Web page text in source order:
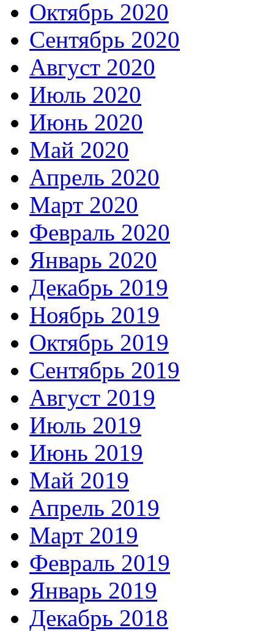
Октябрь 2020
Сентябрь 2020
Август 2020
Июль 2020
Июнь 2020
Май 2020
Апрель 2020
Март 2020
Февраль 2020
Январь 2020
Декабрь 2019
Ноябрь 2019
Октябрь 2019
Сентябрь 2019
Август 2019
Июль 2019
Июнь 2019
Май 2019
Апрель 2019
Март 2019
Февраль 2019
Январь 2019
Декабрь 2018